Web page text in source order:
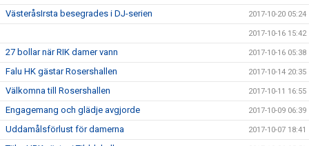
VästeråsIrsta besegrades i DJ-serien 2017-10-20 05:24
2017-10-16 15:42
27 bollar när RIK damer vann 2017-10-16 05:38
Falu HK gästar Rosershallen 2017-10-14 20:35
Välkomna till Rosershallen 2017-10-11 16:55
Engagemang och glädje avgjorde 2017-10-09 06:39
Uddamålsförlust för damerna 2017-10-07 18:41